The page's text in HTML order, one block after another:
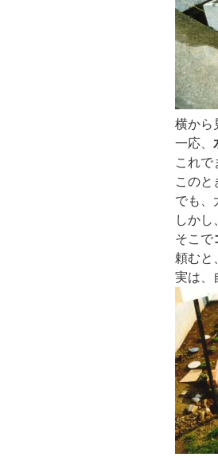
横から
一応、
これで
このと
でも、
しかし
そこで
頼むと
実は、